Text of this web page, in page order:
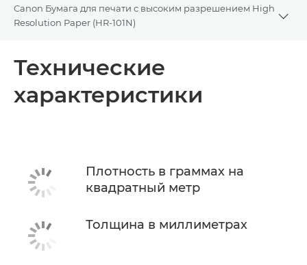
Canon Бумага для печати с высоким разрешением High
Resolution Paper (HR-101N)
Технические характеристики
Технические
характеристики
Плотность в граммах на
квадратный метр
Толщина в миллиметрах